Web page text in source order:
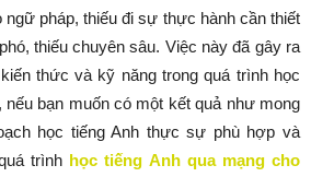
ngữ pháp, thiếu đi sự thực hành cần thiết
thiếu chuyên sâu. Việc này đã gây ra
thức và kỹ năng trong quá trình học
nếu bạn muốn có một kết quả như mong
học tiếng Anh thực sự phù hợp và
trình học tiếng Anh qua mạng cho